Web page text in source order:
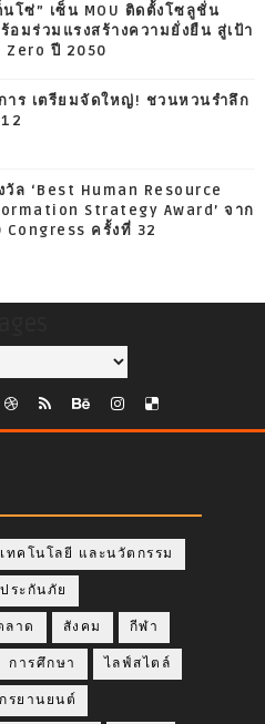
โซ่” เซ็น MOU ติดตั้งโซลูชั่น
อมร่วมแรงสร้างความยั่งยืน สู่เป้า
Zero ปี 2050
าร เตรียมจัดใหญ่! ชวนหวนรำลึก
วัล ‘Best Human Resource
Strategy Award’ จาก
Congress ครั้งที่ 32
ทคโนโลยี และนวัตกรรม
ประกันภัย
ลาด สังคม กีฬา
การศึกษา ไลฟ์สไตล์
รยานยนต์